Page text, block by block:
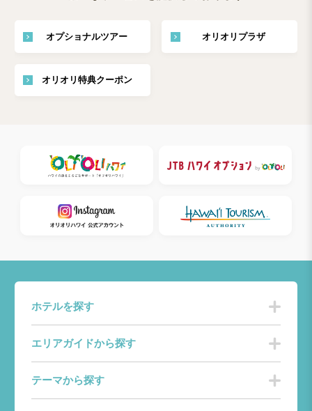
オプショナルツアー オリオリプラザ
オリオリ特典クーポン
ホテルを探す
エリアガイドから探す
テーマから探す